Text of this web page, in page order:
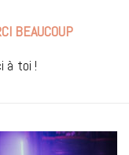
BEAUCOUP
à toi !